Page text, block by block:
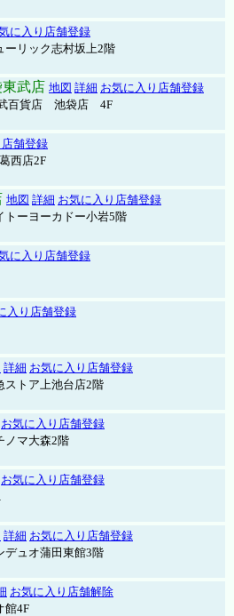
に入り店舗登録
ーリック志村坂上2階
武店 地図 詳細 お気に入り店舗登録
武百貨店 池袋店 4F
舗登録
西店2F
地図 詳細 お気に入り店舗登録
トーヨーカドー小岩5階
に入り店舗登録
入り店舗登録
詳細 お気に入り店舗登録
ストア上池台店2階
お気に入り店舗登録
ノマ大森2階
お気に入り店舗登録
詳細 お気に入り店舗登録
デュオ蒲田東館3階
お気に入り店舗解除
館4F